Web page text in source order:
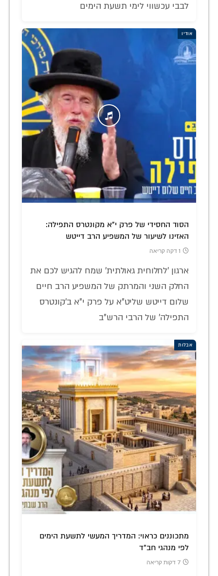
לבבי עכשווי לימי תשעת הימים
אודיו
הסוד החסידי של פרק י"א מקונטרס התפילה:
האזינו לשיעור של המשפיע הרב דייטש
1 דקה קריאה
ארגון 'לחלוחית גאולתית' שמח להגיש לכם את
החלק השני והמרתק של המשפיע הרב חיים
שלום דייטש שליט"א על פרק י"א ב'קונטרס
התפילה' של הרבי הרש"ב
אבלות
מתכוננים כראוי: המדריך המעשי לתשעת הימים
לפי מנהגי חב"ד
7 דקות קריאה